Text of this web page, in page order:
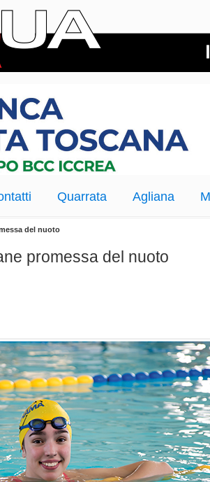
Quarrata Agliana
del nuoto
promessa del nuoto